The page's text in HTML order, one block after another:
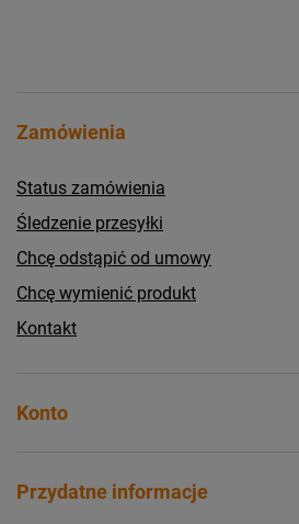
Zamówienia
Status zamówienia
Śledzenie przesyłki
Chcę odstąpić od umowy
Chcę wymienić produkt
Kontakt
Konto
Przydatne informacje